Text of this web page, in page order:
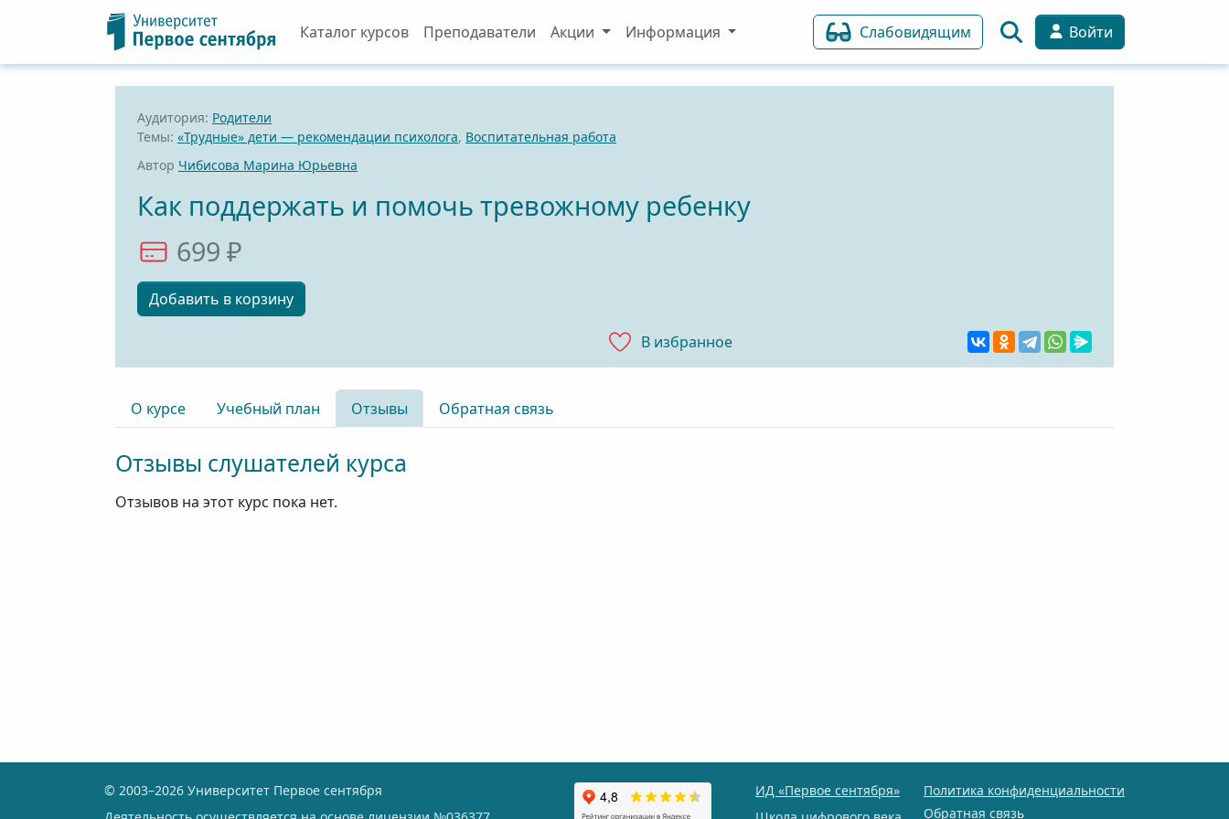
Каталог курсов Преподаватели Акции Информация Слабовидящим Войти
Аудитория: Родители
Темы: «Трудные» дети — рекомендации психолога, Воспитательная работа
Автор Чибисова Марина Юрьевна
Как поддержать и помочь тревожному ребенку
699 ₽
Добавить в корзину
В избранноe
О курсе Учебный план Отзывы Обратная связь
Отзывы слушателей курса
Отзывов на этот курс пока нет.
© 2003–2026 Университет Первое сентября
ИД «Первое сентября»
Политика конфиденциальности
Обратная связь